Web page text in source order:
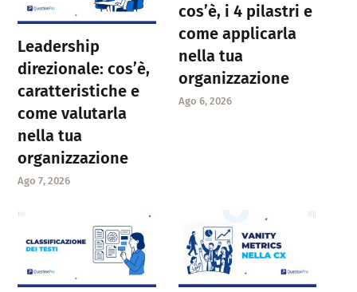
Leadership
direzionale: cos’è,
caratteristiche e
come valutarla
nella tua
organizzazione
Ago 7, 2026
cos’è, i 4 pilastri e
come applicarla
nella tua
organizzazione
Ago 6, 2026